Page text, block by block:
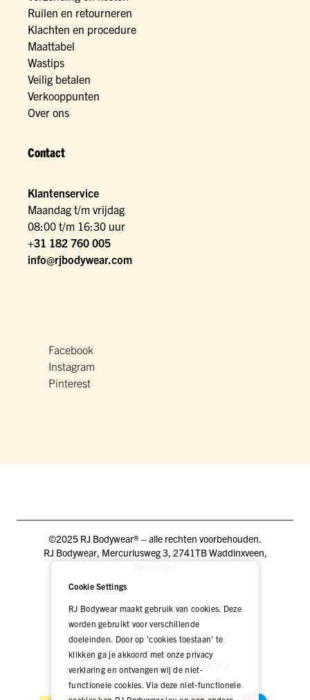
Ruilen en retourneren
Klachten en procedure
Maattabel
Wastips
Veilig betalen
Verkooppunten
Over ons
Contact
Klantenservice
Maandag t/m vrijdag
08:00 t/m 16:30 uur
+31 182 760 005
info@rjbodywear.com
Facebook
Instagram
Pinterest
©2025 RJ Bodywear® – alle rechten voorbehouden.
RJ Bodywear, Mercuriusweg 3, 2741TB Waddinxveen,
BlogZakelijkPers VacaturesDEALER LOGIN
Betaal veilig én gemakkelijk via
Cookie Settings
RJ Bodywear maakt gebruik van cookies. Deze
worden gebruikt voor verschillende
doeleinden. Door op 'cookies toestaan' te
klikken ga je akkoord met onze privacy
verklaring en ontvangen wij de niet-
functionele cookies. Via deze niet-functionele